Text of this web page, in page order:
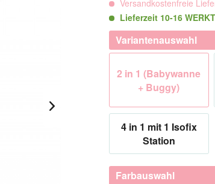
Versandkostenfreie
Lieferzeit 10-16
Variantenauswahl
2 in 1 (Babywanne
+ Buggy)
4 in 1 mit 1 Isofix
Station
Farbauswahl